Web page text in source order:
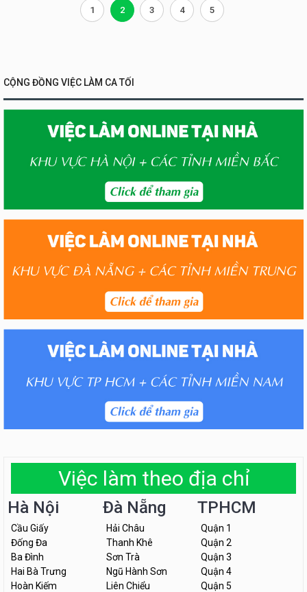
1 2 3 4 5
CỘNG ĐỒNG VIỆC LÀM CA TỐI
Việc làm theo địa chỉ
Hà Nội
Cầu Giấy
Đống Đa
Ba Đình
Hai Bà Trưng
Hoàn Kiếm
Đà Nẵng
Hải Châu
Thanh Khê
Sơn Trà
Ngũ Hành Sơn
Liên Chiểu
TPHCM
Quận 1
Quận 2
Quận 3
Quận 4
Quận 5